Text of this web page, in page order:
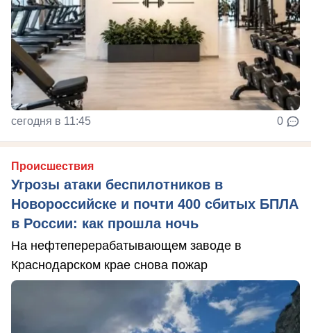
сегодня в 11:45 0
Происшествия
Угрозы атаки беспилотников в
Новороссийске и почти 400 сбитых БПЛА
в России: как прошла ночь
На нефтеперерабатывающем заводе в
Краснодарском крае снова пожар